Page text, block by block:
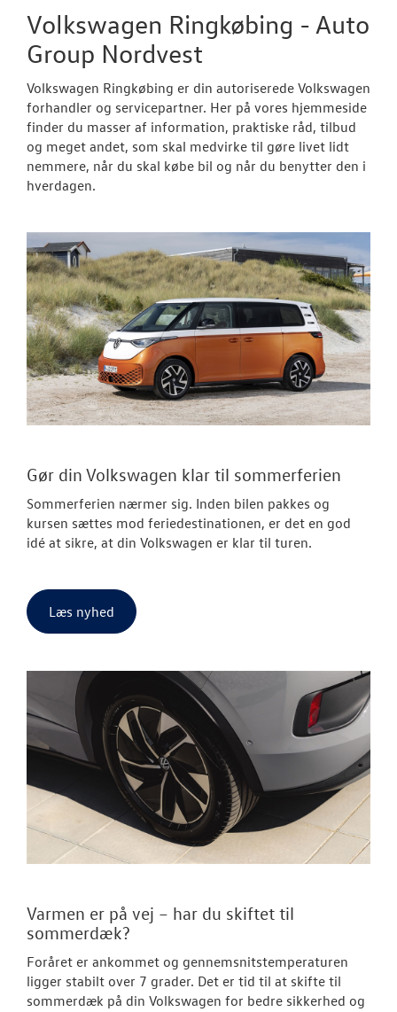
Volkswagen Ringkøbing - Auto
Group Nordvest
Volkswagen Ringkøbing er din autoriserede Volkswagen
forhandler og servicepartner. Her på vores hjemmeside
finder du masser af information, praktiske råd, tilbud
og meget andet, som skal medvirke til gøre livet lidt
nemmere, når du skal købe bil og når du benytter den i
hverdagen.
Gør din Volkswagen klar til sommerferien
Sommerferien nærmer sig. Inden bilen pakkes og
kursen sættes mod feriedestinationen, er det en god
idé at sikre, at din Volkswagen er klar til turen.
Læs nyhed
Varmen er på vej – har du skiftet til
sommerdæk?
Foråret er ankommet og gennemsnitstemperaturen
ligger stabilt over 7 grader. Det er tid til at skifte til
sommerdæk på din Volkswagen for bedre sikkerhed og